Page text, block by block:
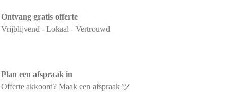
Ontvang gratis offerte
Vrijblijvend - Lokaal - Vertrouwd
Plan een afspraak in
Offerte akkoord? Maak een afspraak ツ